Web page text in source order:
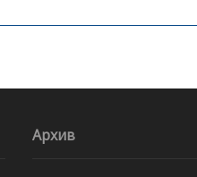
Архив